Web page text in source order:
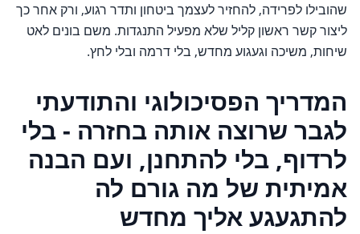
שהובילו לפרידה, להחזיר לעצמך ביטחון ותדר רגוע, ורק אחר כך
ליצור קשר ראשון קליל שלא מפעיל התנגדות. משם בונים לאט
שיחות, משיכה וגעגוע מחדש, בלי דרמה ובלי לחץ.
המדריך הפסיכולוגי והתודעתי
לגבר שרוצה אותה בחזרה - בלי
לרדוף, בלי להתחנן, ועם הבנה
אמיתית של מה גורם לה
להתגעגע אליך מחדש